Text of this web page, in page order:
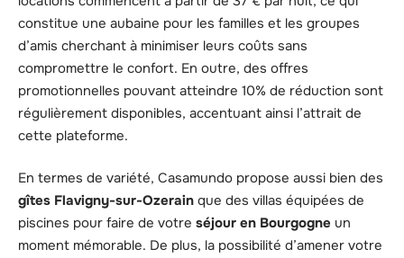
constitue une aubaine pour les familles et les groupes
d’amis cherchant à minimiser leurs coûts sans
compromettre le confort. En outre, des offres
promotionnelles pouvant atteindre 10% de réduction sont
régulièrement disponibles, accentuant ainsi l’attrait de
cette plateforme.
En termes de variété, Casamundo propose aussi bien des
gîtes Flavigny-sur-Ozerain que des villas équipées de
piscines pour faire de votre séjour en Bourgogne un
moment mémorable. De plus, la possibilité d’amener votre